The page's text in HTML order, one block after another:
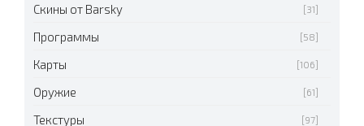
Скины от Barsky [31]
Программы [58]
Карты [106]
Оружие [61]
Текстуры [97]